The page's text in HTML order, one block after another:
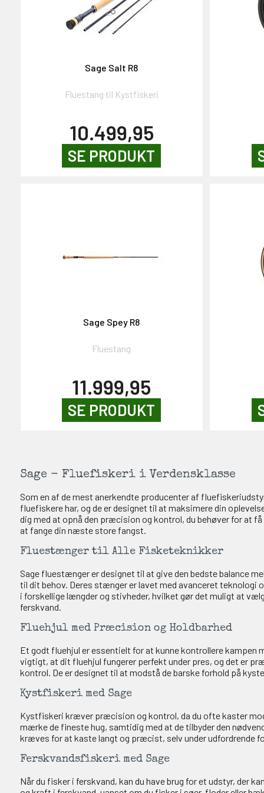
Sage Salt R8
Fluestang til Kystfiskeri
10.499,95
SE PRODUKT
Sage Spey R8
Fluestang
11.999,95
SE PRODUKT
Sage - Fluefiskeri i Verdensklasse
Som en af de mest anerkendte producenter af
fluefiskere har, og de er designet til at maksimere din
dig med at opnå den præcision og kontrol, du behøver for at
at fange din næste store fangst.
Fluestænger til Alle Fisketeknikker
Sage fluestænger er designet til at give den bedste balance
til dit behov. Deres stænger er lavet med avanceret
i forskellige længder og stivheder, hvilket gør det muligt at
ferskvand.
Fluehjul med Præcision og Holdbarhed
Et godt fluehjul er essentielt for at kunne kontrollere kampen
vigtigt, at dit fluehjul fungerer perfekt under pres, og det er
kontrol. De er designet til at modstå de barske forhold på
Kystfiskeri med Sage
Kystfiskeri kræver præcision og kontrol, da du ofte kaster
mærke de fineste hug, samtidig med at de tilbyder den
kræves for at kaste langt og præcist, selv under udfordrende
Ferskvandsfiskeri med Sage
Når du fisker i ferskvand, kan du have brug for et udstyr, der
NEJ TAK!